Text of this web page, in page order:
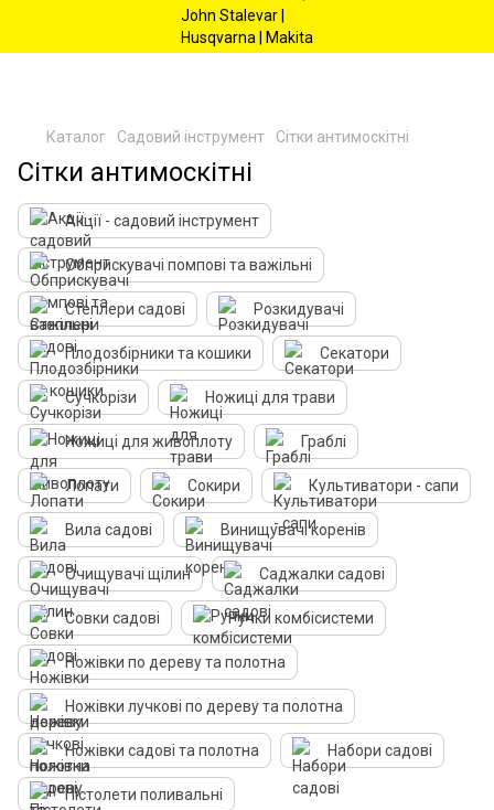
Каталог Садовий інструмент Сітки антимоскітні
Сітки антимоскітні
Акції - садовий інструмент
Обприскувачі помпові та важільні
Степлери садові Розкидувачі
Плодозбірники та кошики Секатори
Сучкорізи Ножиці для трави
Ножиці для живоплоту Граблі
Лопати Сокири Культиватори - сапи
Вила садові Винищувачі коренів
Очищувачі щілин Саджалки садові
Совки садові Ручки комбісистеми
Ножівки по дереву та полотна
Ножівки лучкові по дереву та полотна
Ножівки садові та полотна Набори садові
Пістолети поливальні